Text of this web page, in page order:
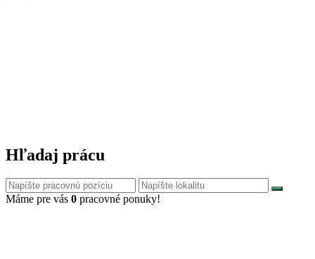
Hľadaj prácu
Máme pre vás 0 pracovné ponuky!